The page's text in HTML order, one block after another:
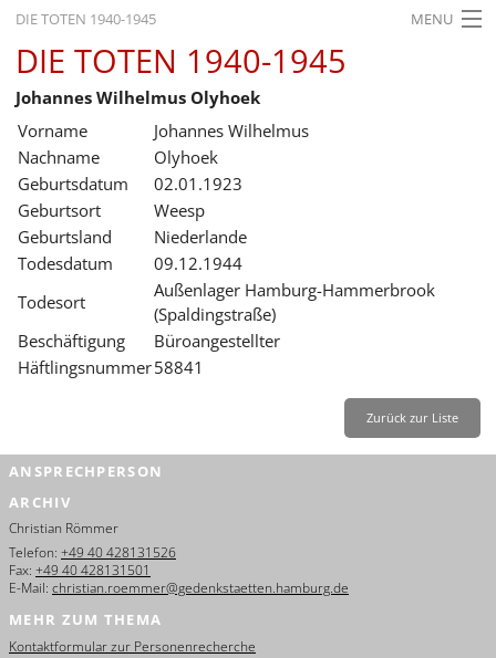
DIE TOTEN 1940-1945 MENU
STARTSEITE
AKTUELLES
AUSSTELLUNGEN
GESCHICHTE
BILDUNG
SERVICE
Deutsch Zurück
Deutsch
Français
Dansk
Español
Gebärdensprache
DIE TOTEN 1940-1945
Johannes Wilhelmus Olyhoek
Vorname
Johannes Wilhelmus
Nachname
Olyhoek
Geburtsdatum
02.01.1923
Geburtsort
Weesp
Geburtsland
Niederlande
Todesdatum
09.12.1944
Todesort
Außenlager Hamburg-Hammerbrook
(Spaldingstraße)
Beschäftigung
Büroangestellter
Häftlingsnummer58841
Zurück zur Liste
ANSPRECHPERSON
ARCHIV
Christian Römmer
Telefon: +49 40 428131526
Fax: +49 40 428131501
E-Mail: christian.roemmer@gedenkstaetten.hamburg.de
MEHR ZUM THEMA
Kontaktformular zur Personenrecherche